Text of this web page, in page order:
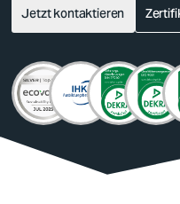
Deutsch
Jetzt kontaktieren